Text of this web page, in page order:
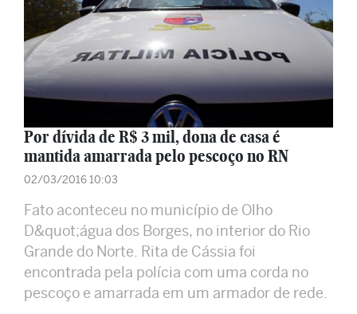
Por dívida de R$ 3 mil, dona de casa é
mantida amarrada pelo pescoço no RN
02/03/2016 10:03
Fato aconteceu no município de Olho
D&quot;água dos Borges, no interior do Rio
Grande do Norte. Rita de Cássia foi
encontrada pela polícia com uma corda no
pescoço e amarrada em um armador de rede.